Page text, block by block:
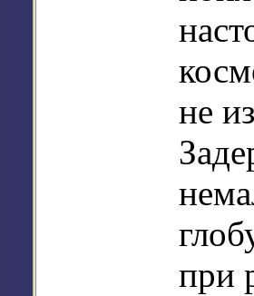
не
при